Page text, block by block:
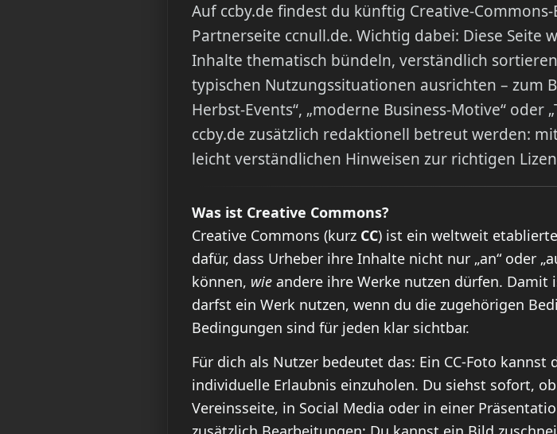
Auf ccby.de findest du künftig Creative-
Partnerseite ccnull.de. Wichtig dabei: Diese Seite
Inhalte thematisch bündeln, verständlich
typischen Nutzungssituationen ausrichten – zum
Herbst-Events“, „moderne Business-Motive“ oder
ccby.de zusätzlich redaktionell betreut werden:
leicht verständlichen Hinweisen zur richtigen
Was ist Creative Commons?
Creative Commons (kurz CC) ist ein weltweit
dafür, dass Urheber ihre Inhalte nicht nur „an“ oder
können, wie andere ihre Werke nutzen dürfen. Damit
darfst ein Werk nutzen, wenn du die zugehörigen
Bedingungen sind für jeden klar sichtbar.
Für dich als Nutzer bedeutet das: Ein CC-Foto
individuelle Erlaubnis einzuholen. Du siehst sofort,
Vereinsseite, in Social Media oder in einer